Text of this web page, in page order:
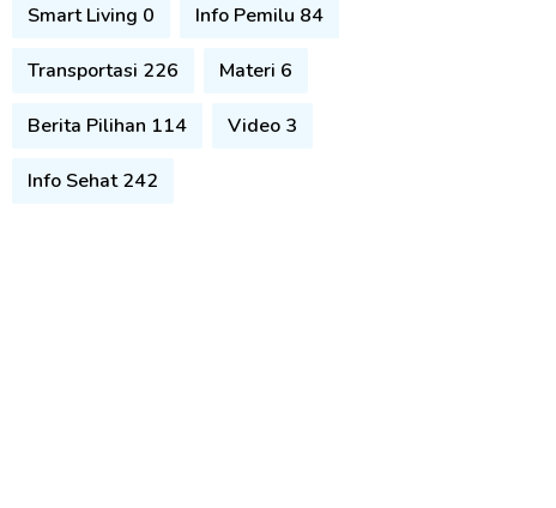
Smart Living 0 Info Pemilu 84
Transportasi 226 Materi 6
Berita Pilihan 114 Video 3
Info Sehat 242